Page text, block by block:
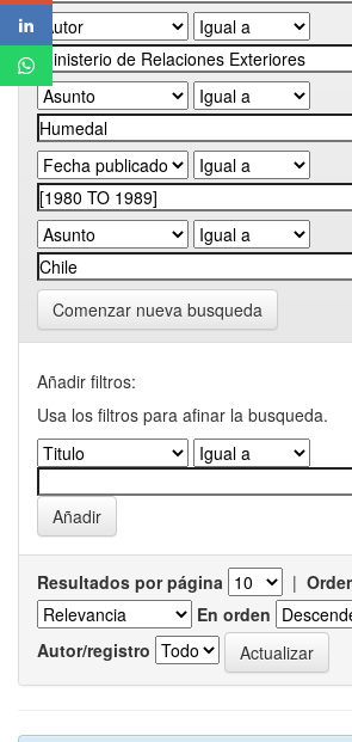
Comenzar nueva busqueda
Añadir filtros:
Usa los filtros para afinar la busqueda.
Resultados por página |
En orden
Autor/registro